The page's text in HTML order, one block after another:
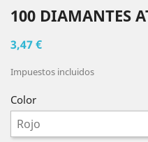
100 DIAMANTES
3,47 €
Impuestos incluidos
Color